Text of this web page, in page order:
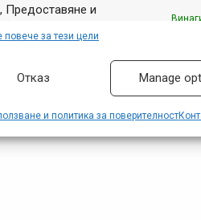
Предоставяне и
повече за тези цели
Отказ Manage
и политика за поверителност
сезон му сложих